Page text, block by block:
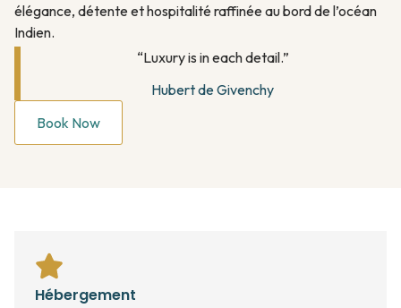
élégance, détente et hospitalité raffinée au bord de l’océan
Indien.
“Luxury is in each detail.”
Hubert de Givenchy
Book Now
Hébergement